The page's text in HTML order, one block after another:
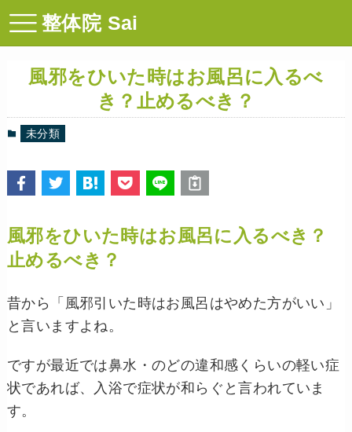
整体院 Sai
風邪をひいた時はお風呂に入るべ
き？止めるべき？
未分類
風邪をひいた時はお風呂に入るべき？
止めるべき？
昔から「風邪引いた時はお風呂はやめた方がいい」
と言いますよね。
ですが最近では鼻水・のどの違和感くらいの軽い症
状であれば、入浴で症状が和らぐと言われていま
す。